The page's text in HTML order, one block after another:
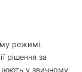
режимі.
рішення за
у звичному